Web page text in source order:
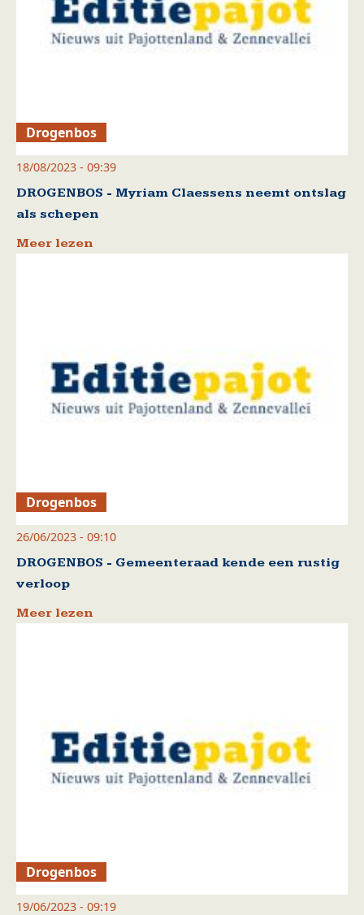
Drogenbos
18/08/2023 - 09:39
DROGENBOS - Myriam Claessens neemt ontslag
als schepen
Meer lezen
Drogenbos
26/06/2023 - 09:10
DROGENBOS - Gemeenteraad kende een rustig
verloop
Meer lezen
Drogenbos
19/06/2023 - 09:19